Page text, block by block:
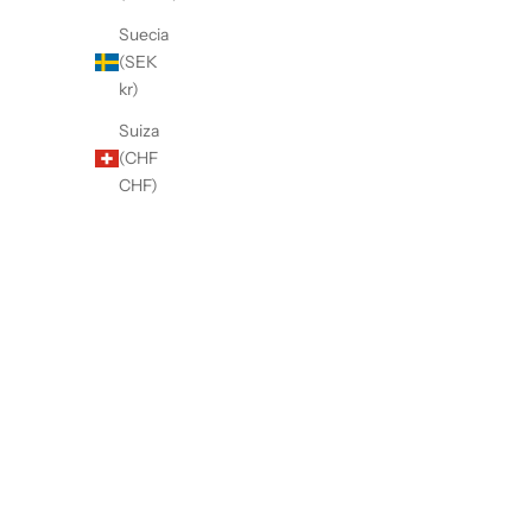
Suecia
(SEK
kr)
Suiza
(CHF
CHF)